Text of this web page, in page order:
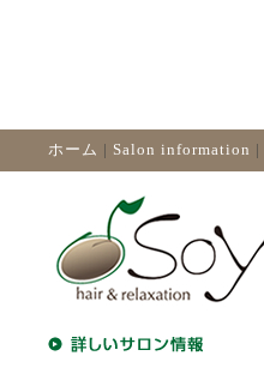
ホーム | Salon information |